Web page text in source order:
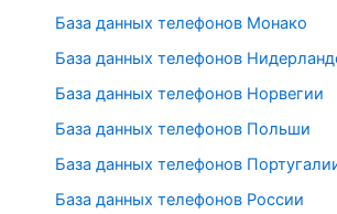
База данных телефонов Монако
База данных телефонов
База данных телефонов Норвегии
База данных телефонов Польши
База данных телефонов
База данных телефонов России